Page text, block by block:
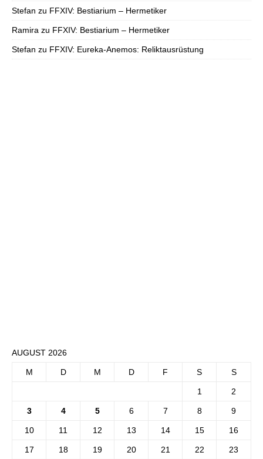
Stefan zu FFXIV: Bestiarium – Hermetiker
Ramira zu FFXIV: Bestiarium – Hermetiker
Stefan zu FFXIV: Eureka-Anemos: Reliktausrüstung
AUGUST 2026
M D M D F S S
1 2
3 4 5 6 7 8 9
10 11 12 13 14 15 16
17 18 19 20 21 22 23